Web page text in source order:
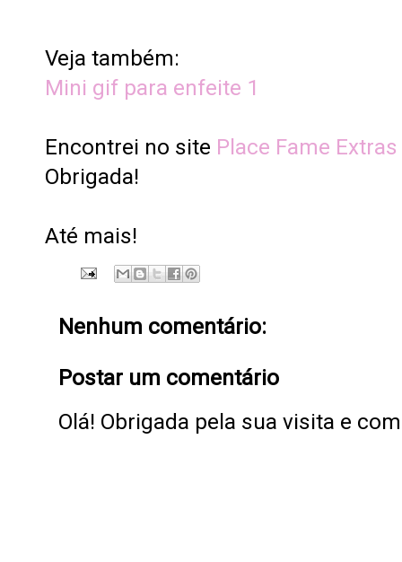
Veja também:
Mini gif para enfeite 1
Encontrei no site Place Fame Extras
Obrigada!
Até mais!
Nenhum comentário:
Postar um comentário
Olá! Obrigada pela sua visita e